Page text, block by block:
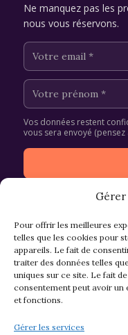
Pour offrir les meilleures
telles que les cookies pour
appareils. Le fait de
traiter des données telles
uniques sur ce site. Le fait
consentement peut avoir
et fonctions.
Gérer les services
Ne manquez pas les
nous vous réservons.
Vos données restent
vous sera envoyé